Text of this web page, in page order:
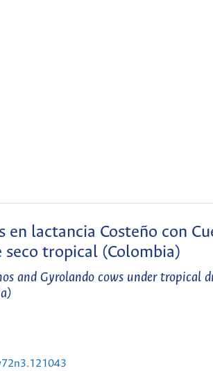
lactancia Costeño con
seco tropical (Colombia)
and Gyrolando cows under tropical